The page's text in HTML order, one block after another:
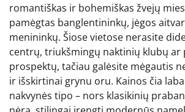
romantiškas ir bohemiškas žvejų
pamėgtas banglentininkų, jėgos
menininkų. Šiose vietose nerasite
centrų, triukšmingų naktinių klubų ar
prospektų, tačiau galėsite mėgautis
ir išskirtinai grynu oru. Kainos čia
nakvynės tipo – nors klasikinių